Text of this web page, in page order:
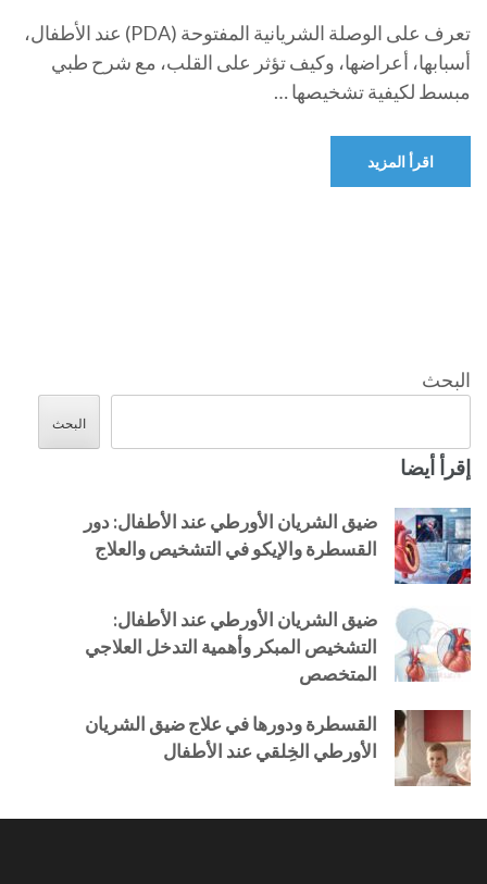
تعرف على الوصلة الشريانية المفتوحة (PDA) عند الأطفال،
أسبابها، أعراضها، وكيف تؤثر على القلب، مع شرح طبي
مبسط لكيفية تشخيصها …
اقرأ المزيد
البحث
البحث
إقرأ أيضا
ضيق الشريان الأورطي عند الأطفال: دور
القسطرة والإيكو في التشخيص والعلاج
ضيق الشريان الأورطي عند الأطفال:
التشخيص المبكر وأهمية التدخل العلاجي
المتخصص
القسطرة ودورها في علاج ضيق الشريان
الأورطي الخِلقي عند الأطفال